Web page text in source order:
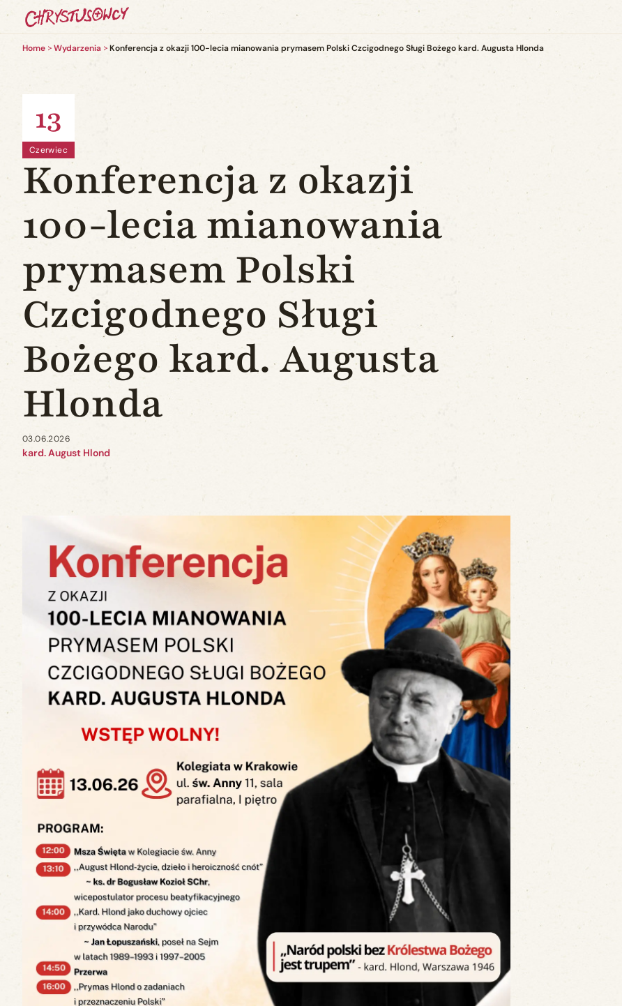
Home Wydarzenia Konferencja z okazji 100-lecia mianowania prymasem Polski Czcigodnego Sługi Bożego kard. Augusta Hlonda
13
Czerwiec
Konferencja z okazji
100-lecia mianowania
prymasem Polski
Czcigodnego Sługi
Bożego kard. Augusta
Hlonda
03.06.2026
kard. August Hlond